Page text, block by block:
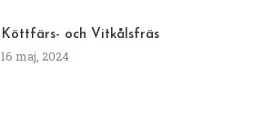
Köttfärs- och Vitkålsfräs
16 maj, 2024